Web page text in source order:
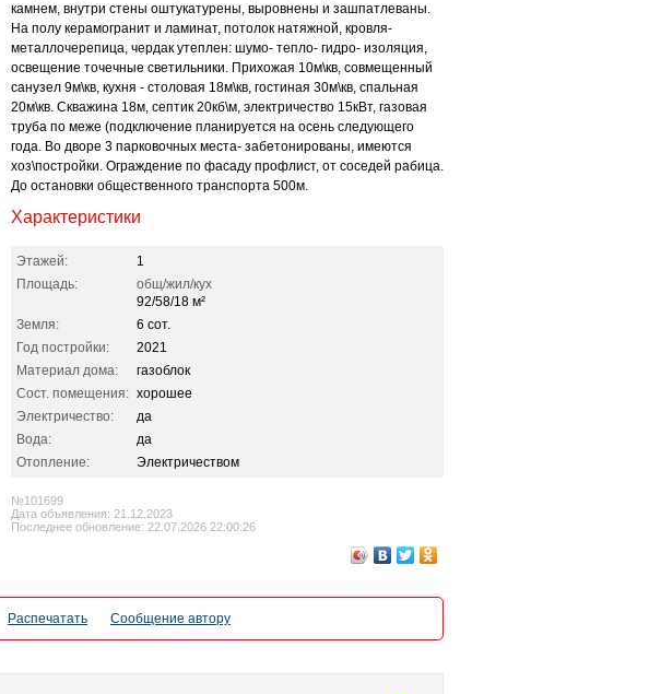
камнем, внутри стены оштукатурены, выровнены и зашпатлеваны.
На полу керамогранит и ламинат, потолок натяжной, кровля-
металлочерепица, чердак утеплен: шумо- тепло- гидро- изоляция,
освещение точечные светильники. Прихожая 10м\кв, совмещенный
санузел 9м\кв, кухня - столовая 18м\кв, гостиная 30м\кв, спальная
20м\кв. Скважина 18м, септик 20кб\м, электричество 15кВт, газовая
труба по меже (подключение планируется на осень следующего
года. Во дворе 3 парковочных места- забетонированы, имеются
хоз\постройки. Ограждение по фасаду профлист, от соседей рабица.
До остановки общественного транспорта 500м.
Характеристики
Этажей:
1
Площадь:
общ/жил/кух
92/58/18 м²
Земля:
6 сот.
Год постройки:
2021
Материал дома:
газоблок
Сост. помещения: хорошее
Электричество:
да
Вода:
да
Отопление:
Электричеством
№101699
Дата объявления: 21.12.2023
Последнее обновление: 22.07.2026 22:00:26
Распечатать Сообщение автору